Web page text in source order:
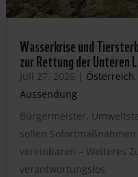
Wasserkrise und
zur Rettung der Unteren
Juli 27, 2026 | Österreich,
Aussendung
Bürgermeister,
sollen
vereinbaren – Weiteres
verantwortungslos